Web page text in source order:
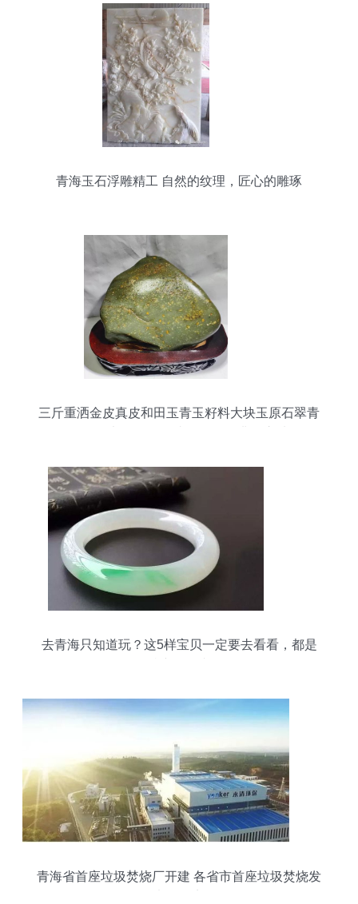
青海玉石浮雕精工 自然的纹理，匠心的雕琢
三斤重洒金皮真皮和田玉青玉籽料大块玉原石翠青
去青海只知道玩？这5样宝贝一定要去看看，都是
青海省首座垃圾焚烧厂开建 各省市首座垃圾焚烧发